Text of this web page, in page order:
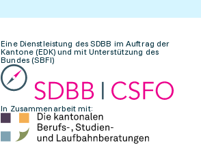
Eine Dienstleistung des SDBB im Auftrag der
Kantone (EDK) und mit Unterstützung des
Bundes (SBFI)
In Zusammenarbeit mit: